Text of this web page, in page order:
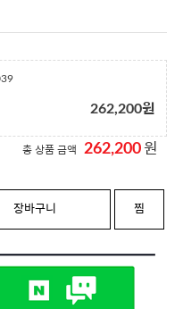
262,200원
총 상품 금액 262,200 원
장바구니 찜